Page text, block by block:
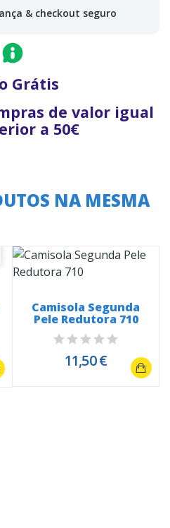
& checkout seguro
Grátis
de valor igual
a 50€
NA MESMA
Camisola Segunda
Pele Redutora 710
11,50 €